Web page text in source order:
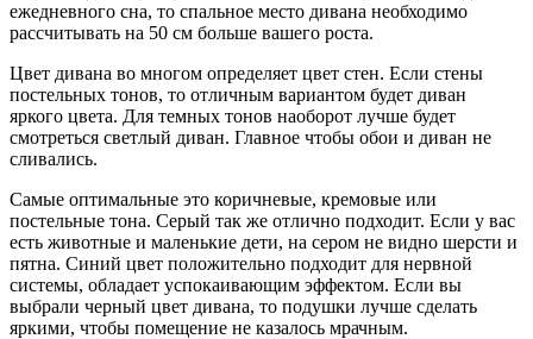
ежедневного сна, то спальное место дивана необходимо
рассчитывать на 50 см больше вашего роста.
Цвет дивана во многом определяет цвет стен. Если стены
постельных тонов, то отличным вариантом будет диван
яркого цвета. Для темных тонов наоборот лучше будет
смотреться светлый диван. Главное чтобы обои и диван не
сливались.
Самые оптимальные это коричневые, кремовые или
постельные тона. Серый так же отлично подходит. Если у вас
есть животные и маленькие дети, на сером не видно шерсти и
пятна. Синий цвет положительно подходит для нервной
системы, обладает успокаивающим эффектом. Если вы
выбрали черный цвет дивана, то подушки лучше сделать
яркими, чтобы помещение не казалось мрачным.